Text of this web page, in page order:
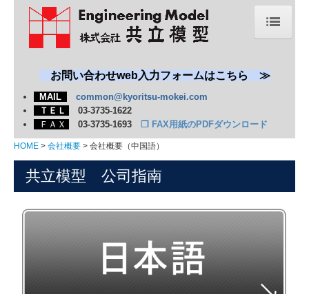
HOME
新着情報
会社概要
共立模型の強み
模型・展示物
エネルギー・プラント・機械
お問い合わせweb入力フォームはこちら ≫
MAIL
common@kyoritsu-mokei.com
ＴＥＬ
03-3735-1622
ＦＡＸ
03-3735-1693 ❐ FAX用紙のPDFダウンロード
HOME 会社概要 会社概要（中国語）
共立模型 公司指南